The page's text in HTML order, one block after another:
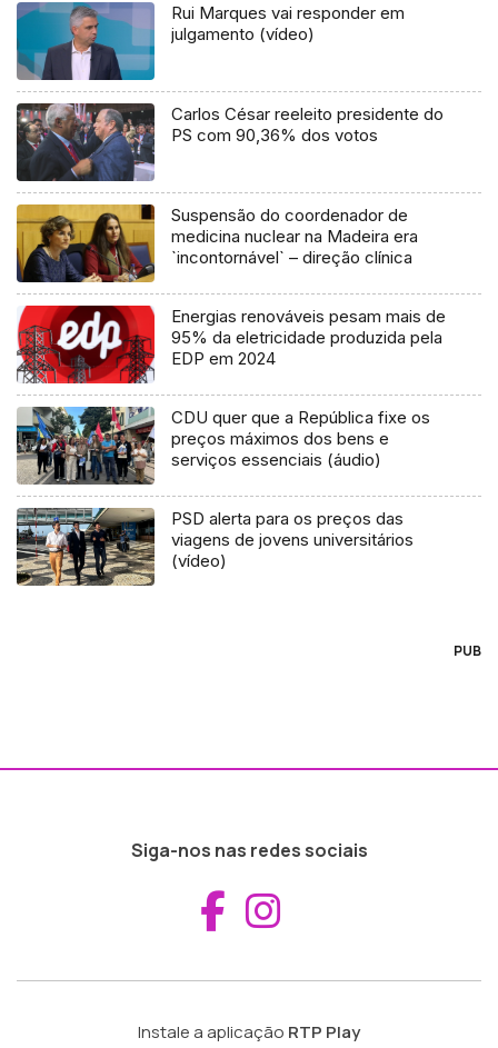
Rui Marques vai responder em
julgamento (vídeo)
Carlos César reeleito presidente do
PS com 90,36% dos votos
Suspensão do coordenador de
medicina nuclear na Madeira era
`incontornável` – direção clínica
Energias renováveis pesam mais de
95% da eletricidade produzida pela
EDP em 2024
CDU quer que a República fixe os
preços máximos dos bens e
serviços essenciais (áudio)
PSD alerta para os preços das
viagens de jovens universitários
(vídeo)
PUB
Siga-nos nas redes sociais
Aceder ao
Instale a aplicação RTP Play